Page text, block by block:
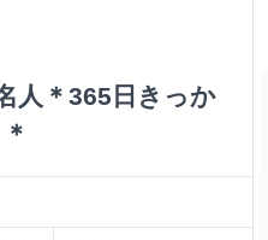
人＊365日きっか